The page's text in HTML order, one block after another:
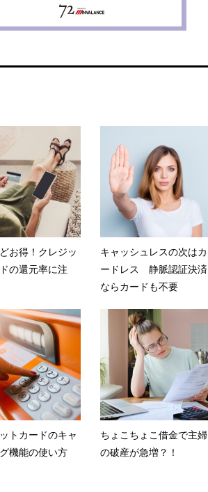
お得！クレジッ
の還元率に注
キャッシュレスの次はカ
ードレス 静脈認証決済
ならカードも不要
トカードのキャ
機能の使い方
ちょこちょこ借金で主婦
の破産が急増？！